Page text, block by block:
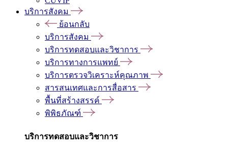
บริการสังคม
ย้อนกลับ
บริการสังคม
บริการทดสอบและวิชาการ
บริการทางการแพทย์
บริการตรวจวิเคราะห์คุณภาพ
สารสนเทศและการสื่อสาร
พื้นที่สร้างสรรค์
พิพิธภัณฑ์
บริการทดสอบและวิชาการ